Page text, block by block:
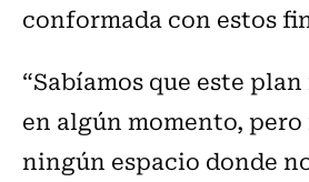
conformada con estos
“Sabíamos que este
en algún momento,
ningún espacio donde